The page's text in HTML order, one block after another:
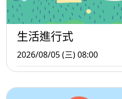
生活進行式
2026/08/05 (三) 08:00